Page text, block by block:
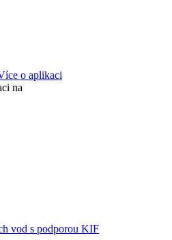
o aplikaci
na
vod s podporou KIF